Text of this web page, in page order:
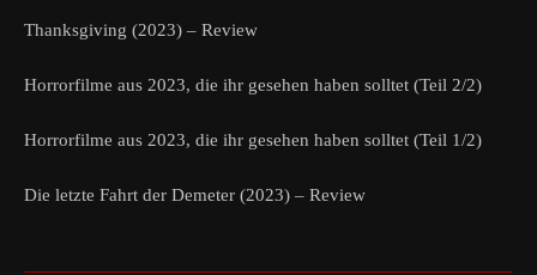
Thanksgiving (2023) – Review
Horrorfilme aus 2023, die ihr gesehen haben solltet (Teil 2/2)
Horrorfilme aus 2023, die ihr gesehen haben solltet (Teil 1/2)
Die letzte Fahrt der Demeter (2023) – Review